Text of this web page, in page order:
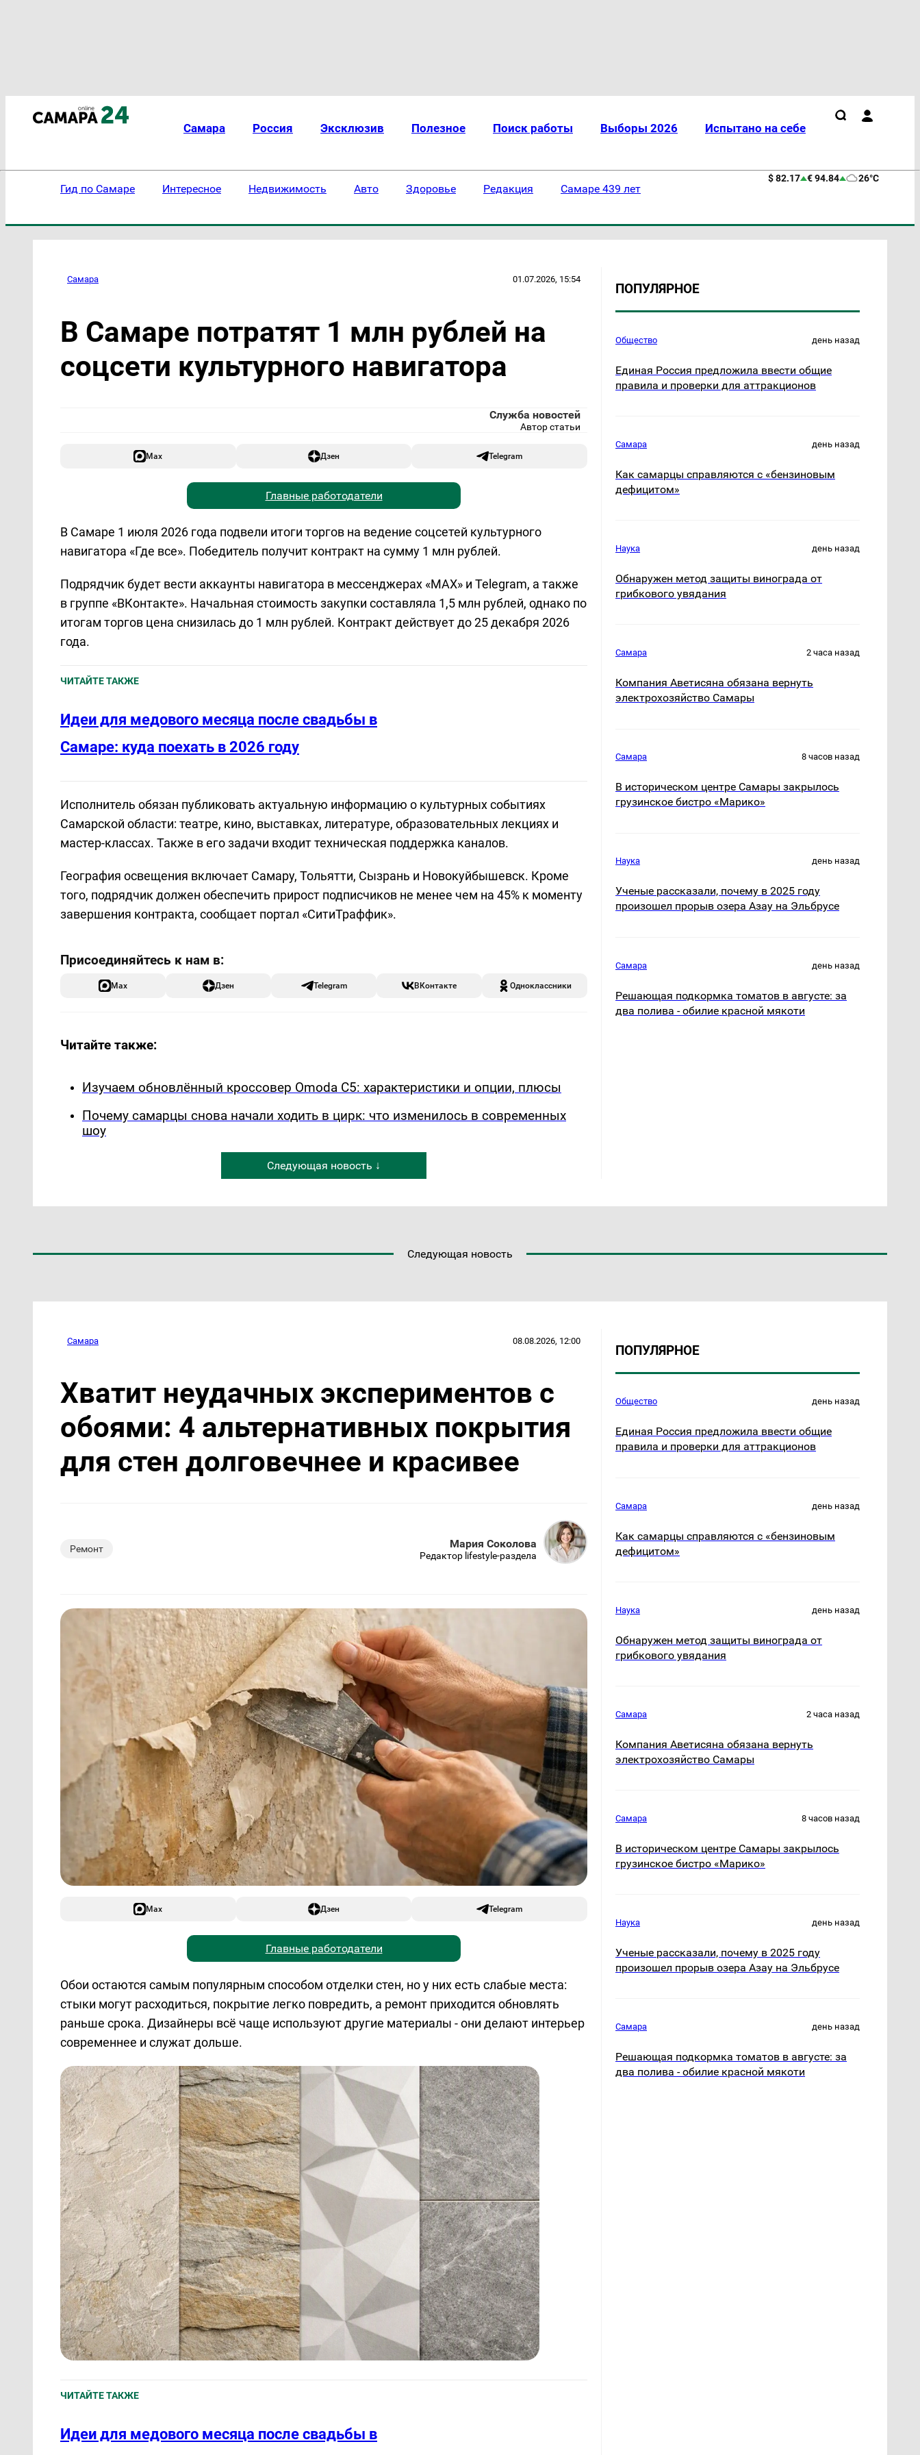
Самара Россия Эксклюзив Полезное Поиск работы Выборы 2026 Испытано на себе
Гид по Самаре Интересное Недвижимость Авто Здоровье Редакция Самаре 439 лет
$ 82.17 € 94.84 26°C
Самара 01.07.2026, 15:54
В Самаре потратят 1 млн рублей на
соцсети культурного навигатора
Служба новостей
Автор статьи
Max Дзен Telegram
Главные работодатели
В Самаре 1 июля 2026 года подвели итоги торгов на ведение соцсетей культурного
навигатора «Где все». Победитель получит контракт на сумму 1 млн рублей.
Подрядчик будет вести аккаунты навигатора в мессенджерах «МАХ» и Telegram, а также
в группе «ВКонтакте». Начальная стоимость закупки составляла 1,5 млн рублей, однако по
итогам торгов цена снизилась до 1 млн рублей. Контракт действует до 25 декабря 2026
года.
ЧИТАЙТЕ ТАКЖЕ
Идеи для медового месяца после свадьбы в
Самаре: куда поехать в 2026 году
Исполнитель обязан публиковать актуальную информацию о культурных событиях
Самарской области: театре, кино, выставках, литературе, образовательных лекциях и
мастер-классах. Также в его задачи входит техническая поддержка каналов.
География освещения включает Самару, Тольятти, Сызрань и Новокуйбышевск. Кроме
того, подрядчик должен обеспечить прирост подписчиков не менее чем на 45% к моменту
завершения контракта, сообщает портал «СитиТраффик».
Max Дзен Telegram ВКонтакте Одноклассники
Читайте также:
Изучаем обновлённый кроссовер Omoda C5: характеристики и опции, плюсы
Почему самарцы снова начали ходить в цирк: что изменилось в современных
шоу
Следующая новость ↓
ПОПУЛЯРНОЕ
Общество день назад
Единая Россия предложила ввести общие
правила и проверки для аттракционов
Самара день назад
Как самарцы справляются с «бензиновым
дефицитом»
Наука день назад
Обнаружен метод защиты винограда от
грибкового увядания
Самара 2 часа назад
Компания Аветисяна обязана вернуть
электрохозяйство Самары
Самара 8 часов назад
В историческом центре Самары закрылось
грузинское бистро «Марико»
Наука день назад
Ученые рассказали, почему в 2025 году
произошел прорыв озера Азау на Эльбрусе
Самара день назад
Решающая подкормка томатов в августе: за
два полива - обилие красной мякоти
Следующая новость
Самара 08.08.2026, 12:00
Хватит неудачных экспериментов с
обоями: 4 альтернативных покрытия
для стен долговечнее и красивее
Ремонт Мария Соколова
Редактор lifestyle-раздела
Max Дзен Telegram
Главные работодатели
Обои остаются самым популярным способом отделки стен, но у них есть слабые места:
стыки могут расходиться, покрытие легко повредить, а ремонт приходится обновлять
раньше срока. Дизайнеры всё чаще используют другие материалы - они делают интерьер
современнее и служат дольше.
ЧИТАЙТЕ ТАКЖЕ
Идеи для медового месяца после свадьбы в
ПОПУЛЯРНОЕ
Общество день назад
Единая Россия предложила ввести общие
правила и проверки для аттракционов
Самара день назад
Как самарцы справляются с «бензиновым
дефицитом»
Наука день назад
Обнаружен метод защиты винограда от
грибкового увядания
Самара 2 часа назад
Компания Аветисяна обязана вернуть
электрохозяйство Самары
Самара 8 часов назад
В историческом центре Самары закрылось
грузинское бистро «Марико»
Наука день назад
Ученые рассказали, почему в 2025 году
произошел прорыв озера Азау на Эльбрусе
Самара день назад
Решающая подкормка томатов в августе: за
два полива - обилие красной мякоти